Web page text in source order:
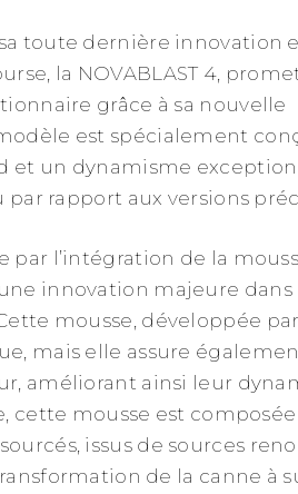
toute dernière innovation
la NOVABLAST 4,
grâce à sa nouvelle
est spécialement
et un dynamisme
rapport aux versions
par l’intégration de la
une innovation majeure dans
mousse, développée par
mais elle assure
améliorant ainsi leur
cette mousse est composée
issus de sources
de la canne à